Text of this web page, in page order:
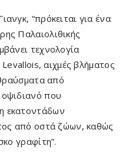
“πρόκειται για ένα
Παλαιολιθικής
τεχνολογία
αιχμές βλήματος
θραύσματα από
που
εκατοντάδων
από οστά ζώων, καθώς
γραφίτη”.